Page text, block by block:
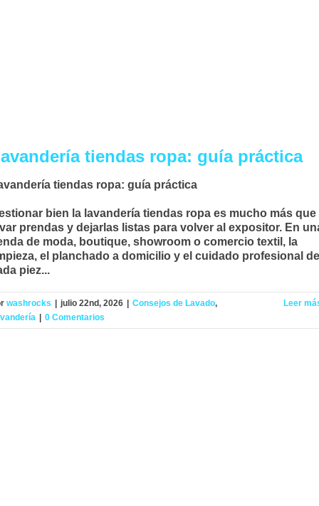
tiendas ropa: guía práctica
tiendas ropa: guía práctica
bien la lavandería tiendas ropa es mucho más que
prendas y dejarlas listas para volver al expositor. En
de moda, boutique, showroom o comercio textil, la
el planchado a domicilio y el cuidado profesional de
piez...
washrocks | julio 22nd, 2026 | Consejos de Lavado,
| 0 Comentarios
Leer